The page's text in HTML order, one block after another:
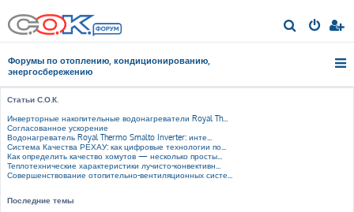
о
Форумы по отоплению, кондиционированию,
энергосбережению
Статьи С.О.К.
Инверторные накопительные водонагреватели Royal Th...
Согласованное ускорение
Водонагреватель Royal Thermo Smalto Inverter: инте...
Система Качества РЕХАУ: как цифровые технологии по...
Как определить качество хомутов — несколько просты...
Теплотехнические характеристики лучисто-конвективн...
Совершенствование отопительно-вентиляционных систе...
Последние темы